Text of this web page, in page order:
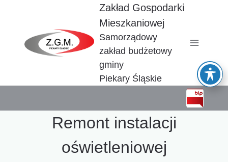
Zakład Gospodarki
Mieszkaniowej
Samorządowy
zakład budżetowy
gminy
Piekary Śląskie
Remont instalacji
oświetleniowej